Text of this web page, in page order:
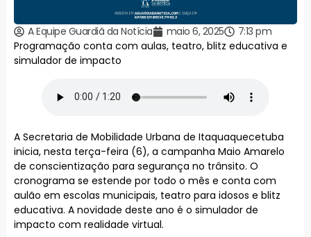
A Equipe Guardiã da Notícia maio 6, 2025
7:13 pm
Programação conta com aulas, teatro, blitz educativa e
simulador de impacto
A Secretaria de Mobilidade Urbana de Itaquaquecetuba
inicia, nesta terça-feira (6), a campanha Maio Amarelo
de conscientização para segurança no trânsito. O
cronograma se estende por todo o mês e conta com
aulão em escolas municipais, teatro para idosos e blitz
educativa. A novidade deste ano é o simulador de
impacto com realidade virtual.